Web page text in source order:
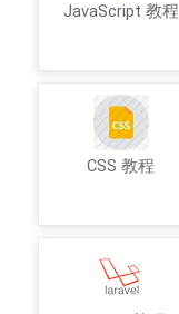
JavaScript 教程
CSS 教程